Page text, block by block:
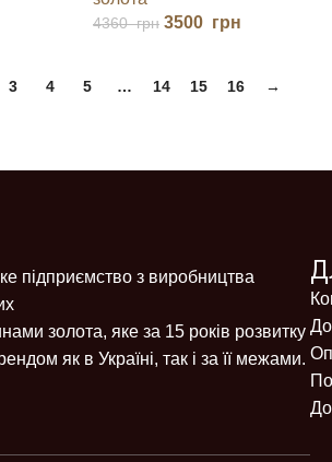
4360грн 3500 грн
3 4 5 … 14 15 16 →
підприємство з виробництва
золота, яке за 15 років розвитку
як в Україні, так і за її межами.